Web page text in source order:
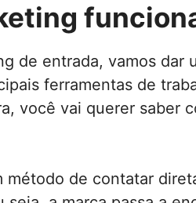
de entrada, vamos dar
ferramentas de
você vai querer saber
de contatar